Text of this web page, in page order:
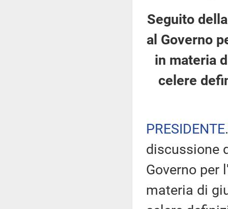
Seguito
al Governo
in materia
celere
PRESIDENTE
discussione
Governo per
materia di